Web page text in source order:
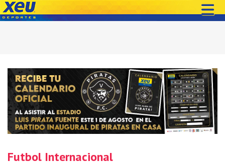
Futbol Internacional